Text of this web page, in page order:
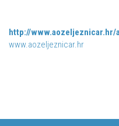
Izleti
4 godišnja doba na Oštrcu
Beži Jankec
http://www.aozeljeznicar.hr/
www.aozeljeznicar.hr